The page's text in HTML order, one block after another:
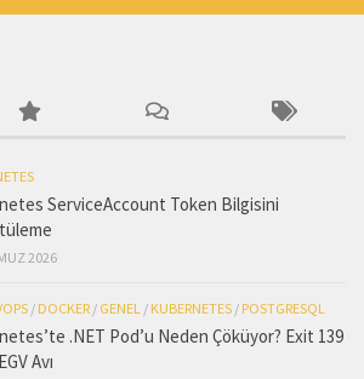
ServiceAccount Token Bilgisini
2026
/ DOCKER / GENEL / KUBERNETES / POSTGRESQL
.NET Pod’u Neden Çöküyor? Exit 139
Avı